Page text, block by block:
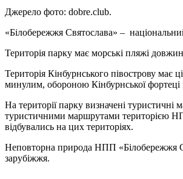
Джерело фото: dobre.club.
«Білобережжя Святослава» –
Територія парку має морські пляжі
Територія Кінбурнського півострову має
минулим, обороною Кінбурнської
На території парку визначені туристичні
туристичними маршрутами територією
відбувались на цих територіях.
Неповторна природа НПП «Білобережжя
зарубіжжя.